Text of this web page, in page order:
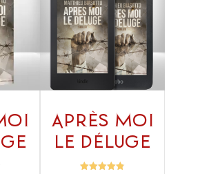
Après moi
le déluge